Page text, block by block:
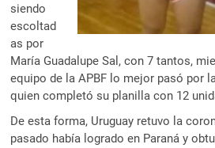
siendo
escoltad
as por
María Guadalupe Sal, con 7 tantos,
equipo de la APBF lo mejor pasó por
quien completó su planilla con 12
De esta forma, Uruguay retuvo la
pasado había logrado en Paraná y